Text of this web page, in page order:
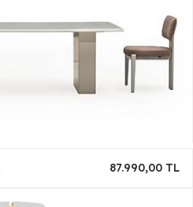
87.990,00 TL